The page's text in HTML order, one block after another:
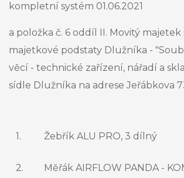
kompletní systém 01.06.2021
a položka č. 6 oddíl II. Movitý majetek
majetkové podstaty Dlužníka -
věcí - technické zařízení, nářadí a
sídle Dlužníka na adrese Jeřábkova
1. Žebřík ALU PRO, 3 dílný
2.
Měřák AIRFLOW PANDA -